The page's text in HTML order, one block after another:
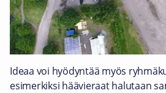
Ideaa voi hyödyntää myös
esimerkiksi häävieraat halutaan